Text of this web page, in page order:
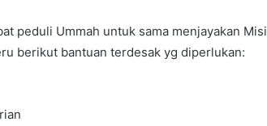
peduli Ummah untuk sama menjayakan Misi
berikut bantuan terdesak yg diperlukan: